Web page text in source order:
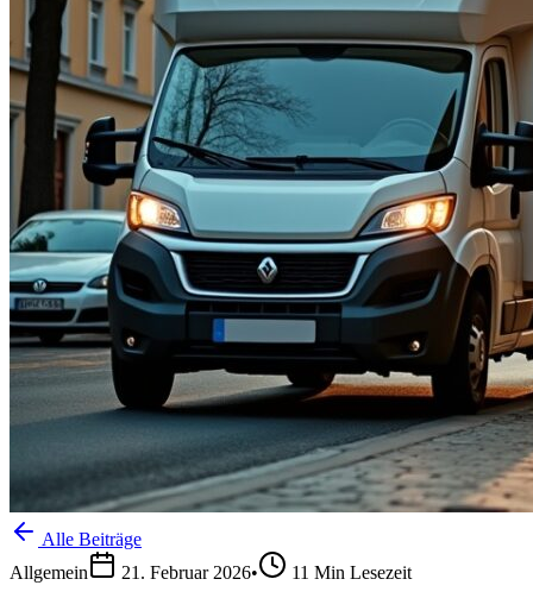
Alle Beiträge
Allgemein
21. Februar 2026• 11 Min Lesezeit